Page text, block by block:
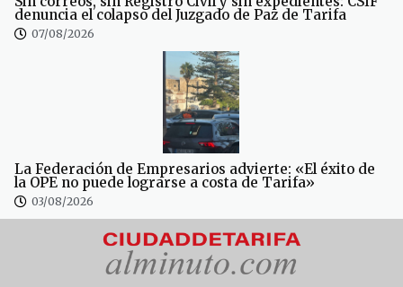
denuncia el colapso del Juzgado de Paz de Tarifa
07/08/2026
La Federación de Empresarios advierte: «El éxito de
la OPE no puede lograrse a costa de Tarifa»
03/08/2026